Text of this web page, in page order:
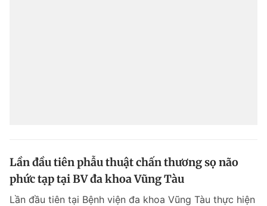
Lần đầu tiên phẫu thuật chấn thương sọ não
phức tạp tại BV đa khoa Vũng Tàu
Lần đầu tiên tại Bệnh viện đa khoa Vũng Tàu thực hiện